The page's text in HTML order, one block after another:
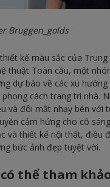
Bruggen_golds
kế màu sắc của
thuật Toàn cầu, một
dự báo về các xu
cách trang trí nhà.
và đôi mắt nhạy bén với
cảm hứng cho cô
và thiết kế nội thất, điều
bức ảnh đẹp tuyệt vời.
có thể tham